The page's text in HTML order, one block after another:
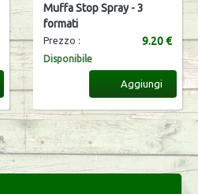
Muffa Stop Spray - 3
formati
Prezzo : 9.20 €
Disponibile
Aggiungi